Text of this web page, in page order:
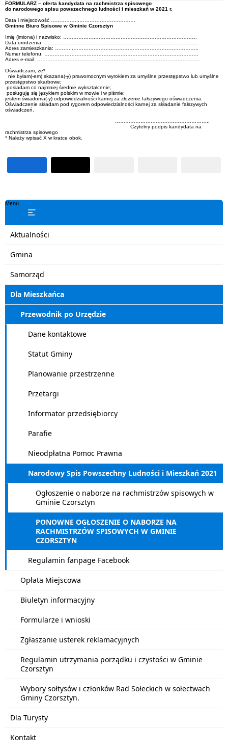
FORMULARZ – oferta kandydata na rachmistrza spisowego
do narodowego spisu powszechnego ludności i mieszkań w 2021 r.
Data i miejscowość ……………..……………………………
Gminne Biuro Spisowe w Gminie Czorsztyn
Imię (imiona) i nazwisko: ……………….……………………………………………………
Data urodzenia: ………….……………………………………………………………………
Adres zamieszkania: ………..………………………………………………………………..
Numer telefonu: …………………….…………………………………………………………
Adres e-mail: ……………………………………………………………..…………………….
Oświadczam, że*:
nie byłam(-em) skazana(-y) prawomocnym wyrokiem za umyślne przestępstwo lub umyślne
przestępstwo skarbowe;
posiadam co najmniej średnie wykształcenie;
posługuję się językiem polskim w mowie i w piśmie;
jestem świadoma(-y) odpowiedzialności karnej za złożenie fałszywego oświadczenia.
Oświadczenie składam pod rygorem odpowiedzialności karnej za składanie fałszywych
oświadczeń.
Czytelny podpis kandydata na
rachmistrza spisowego
* Należy wpisać X w kratce obok.
Menu
Aktualności
Gmina
Samorząd
Dla Mieszkańca
Przewodnik po Urzędzie
Dane kontaktowe
Statut Gminy
Planowanie przestrzenne
Przetargi
Informator przedsiębiorcy
Parafie
Nieodpłatna Pomoc Prawna
Narodowy Spis Powszechny Ludności i Mieszkań 2021
Ogłoszenie o naborze na rachmistrzów spisowych w
Gminie Czorsztyn
PONOWNE OGŁOSZENIE O NABORZE NA
RACHMISTRZÓW SPISOWYCH W GMINIE
CZORSZTYN
Regulamin fanpage Facebook
Opłata Miejscowa
Biuletyn informacyjny
Formularze i wnioski
Zgłaszanie usterek reklamacyjnych
Regulamin utrzymania porządku i czystości w Gminie
Czorsztyn
Wybory sołtysów i członków Rad Sołeckich w sołectwach
Gminy Czorsztyn.
Dla Turysty
Kontakt